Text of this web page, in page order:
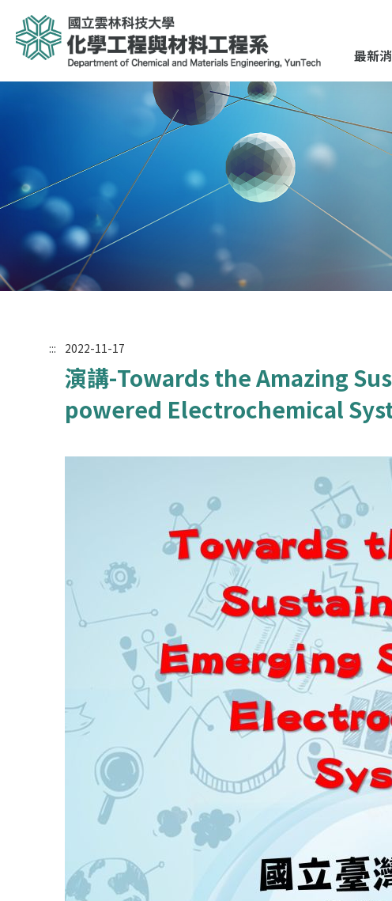
最新
::: 2022-11-17
演講-Towards the Amazing
powered Electrochemical